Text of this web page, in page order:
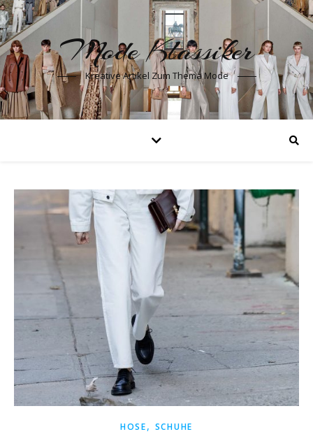
Mode Klassiker
Kreative Artikel Zum Thema Mode
HOSE, SCHUHE